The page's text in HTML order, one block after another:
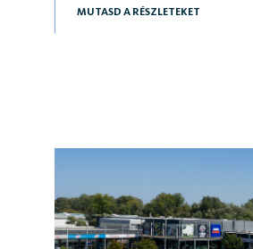
MUTASD A RÉSZLETEKET